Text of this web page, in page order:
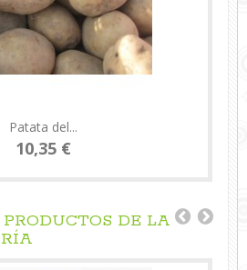
Patata del...
10,35 €
DE LA